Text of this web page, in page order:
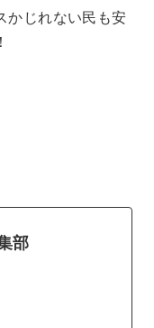
かじれない民も安
部